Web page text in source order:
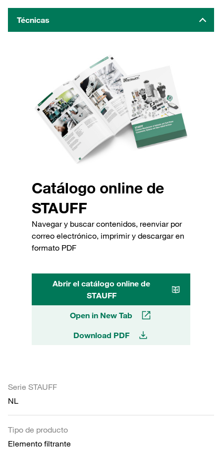
Técnicas
Catálogo online de
STAUFF
Navegar y buscar contenidos, reenviar por
correo electrónico, imprimir y descargar en
formato PDF
Abrir el catálogo online de
STAUFF
Open in New Tab
Download PDF
Serie STAUFF
NL
Tipo de producto
Elemento filtrante